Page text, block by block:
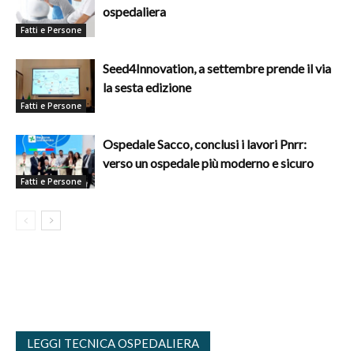
Fatti e Persone
ospedaliera
Fatti e Persone
Seed4Innovation, a settembre prende il via
la sesta edizione
Fatti e Persone
Ospedale Sacco, conclusi i lavori Pnrr:
verso un ospedale più moderno e sicuro
LEGGI TECNICA OSPEDALIERA